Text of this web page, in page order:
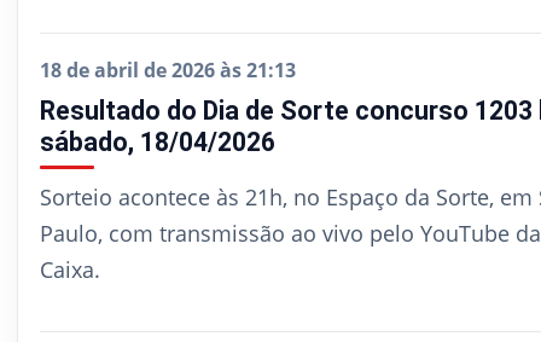
18 de abril de 2026 às 21:13
Resultado do Dia de Sorte concurso 1203
sábado, 18/04/2026
Sorteio acontece às 21h, no Espaço da Sorte, em
Paulo, com transmissão ao vivo pelo YouTube
Caixa.